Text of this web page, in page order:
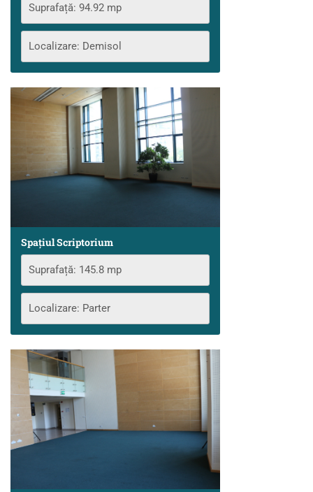
Suprafață: 94.92 mp
Localizare: Demisol
Spațiul Scriptorium
Suprafață: 145.8 mp
Localizare: Parter